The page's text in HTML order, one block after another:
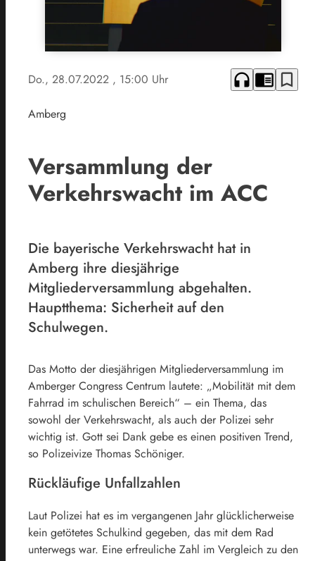
Do., 28.07.2022 , 15:00 Uhr headphones chrome_reader_mode bookmark_border
Amberg
Versammlung der
Verkehrswacht im ACC
Die bayerische Verkehrswacht hat in
Amberg ihre diesjährige
Mitgliederversammlung abgehalten.
Hauptthema: Sicherheit auf den
Schulwegen.
Das Motto der diesjährigen Mitgliederversammlung im
Amberger Congress Centrum lautete: „Mobilität mit dem
Fahrrad im schulischen Bereich“ – ein Thema, das
sowohl der Verkehrswacht, als auch der Polizei sehr
wichtig ist. Gott sei Dank gebe es einen positiven Trend,
so Polizeivize Thomas Schöniger.
Rückläufige Unfallzahlen
Laut Polizei hat es im vergangenen Jahr glücklicherweise
kein getötetes Schulkind gegeben, das mit dem Rad
unterwegs war. Eine erfreuliche Zahl im Vergleich zu den